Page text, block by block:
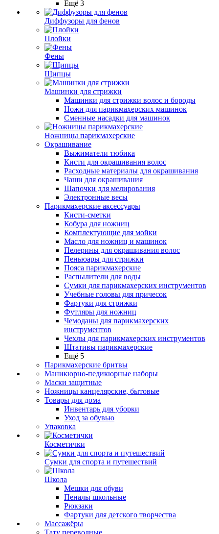
Ещё 3
Диффузоры для фенов
Плойки
Фены
Щипцы
Машинки для стрижки
Машинки для стрижки волос и бороды
Ножи для парикмахерских машинок
Сменные насадки для машинок
Ножницы парикмахерские
Окрашивание
Выжиматели тюбика
Кисти для окрашивания волос
Расходные материалы для окрашивания
Чаши для окрашивания
Шапочки для мелирования
Электронные весы
Парикмахерские аксессуары
Кисти-сметки
Кобура для ножниц
Комплектующие для мойки
Масло для ножниц и машинок
Пелерины для окрашивания волос
Пеньюары для стрижки
Пояса парикмахерские
Распылители для воды
Сумки для парикмахерских инструментов
Учебные головы для причесок
Фартуки для стрижки
Футляры для ножниц
Чемоданы для парикмахерских
инструментов
Чехлы для парикмахерских инструментов
Штативы парикмахерские
Ещё 5
Парикмахерские бритвы
Маникюрно-педикюрные наборы
Маски защитные
Ножницы канцелярские, бытовые
Товары для дома
Инвентарь для уборки
Уход за обувью
Упаковка
Косметички
Сумки для спорта и путешествий
Школа
Мешки для обуви
Пеналы школьные
Рюкзаки
Фартуки для детского творчества
Массажёры
Тату переводные